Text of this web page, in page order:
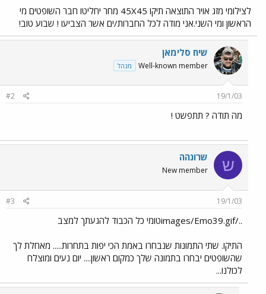
לצילומי מזג אויר התוצאה תיקו 45X45 מחר יחליטו חבר השופטים מי
הראשון ומי השני.אני מודה לכל החברות/ים אשר הצביעו ! שבוע טוב!
שיח סלימאן
Well-known member מנהל
19/1/03
#2
מה תודה ? תתפשט !
ש שרונהה
New member
19/1/03
#3
../images/Emo39.gifטומי כל הכבוד להגעתך למצב
התיקו. שתי התמונות שנבחרו באמת הכי יפות בתחרות..... מאחלת לך
שהשופטים יבחרו בתמונה שלך כמקום ראשון.... יום נעים ומוצלח
לכולנו...